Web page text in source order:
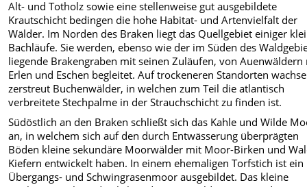
Alt- und Totholz sowie eine stellenweise gut ausgebildete
Krautschicht bedingen die hohe Habitat- und Artenvielfalt der
Wälder. Im Norden des Braken liegt das Quellgebiet einiger
Bachläufe. Sie werden, ebenso wie der im Süden des
liegende Brakengraben mit seinen Zuläufen, von Auenwäldern
Erlen und Eschen begleitet. Auf trockeneren Standorten
zerstreut Buchenwälder, in welchen zum Teil die atlantisch
verbreitete Stechpalme in der Strauchschicht zu finden ist.
Südöstlich an den Braken schließt sich das Kahle und Wilde
an, in welchem sich auf den durch Entwässerung überprägten
Böden kleine sekundäre Moorwälder mit Moor-Birken und
Kiefern entwickelt haben. In einem ehemaligen Torfstich ist ein
Übergangs- und Schwingrasenmoor ausgebildet. Das kleine